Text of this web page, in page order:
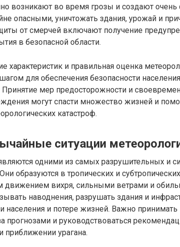
возникают во время грозы и создают
опасными, уничтожать здания, урожай и
от смерчей включают получение
в безопасной области.
характеристик и правильная оценка
для обеспечения безопасности
Принятие мер предосторожности и
могут спасти множество жизней и
катастроф.
ситуации
одними из самых разрушительных и
образуются в тропических и
движением вихря, сильными ветрами и
наводнения, разрушать здания и
населения и потере жизней. Важно
прогнозами и руководствоваться
приближении урагана.